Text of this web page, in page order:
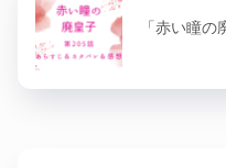
「赤い瞳